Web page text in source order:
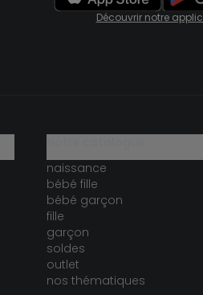
Découvrir notre
naissance
bébé fille
bébé garçon
fille
garçon
soldes
outlet
nos thématiques